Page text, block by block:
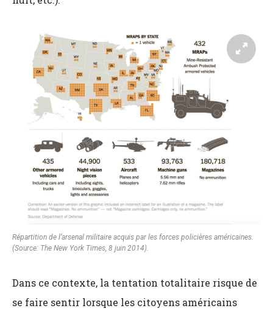
Répartition de l’arsenal militaire acquis par les forces policières américaines.
(Source: The New York Times, 8 juin 2014).
Dans ce contexte, la tentation totalitaire risque de
se faire sentir lorsque les citoyens américains